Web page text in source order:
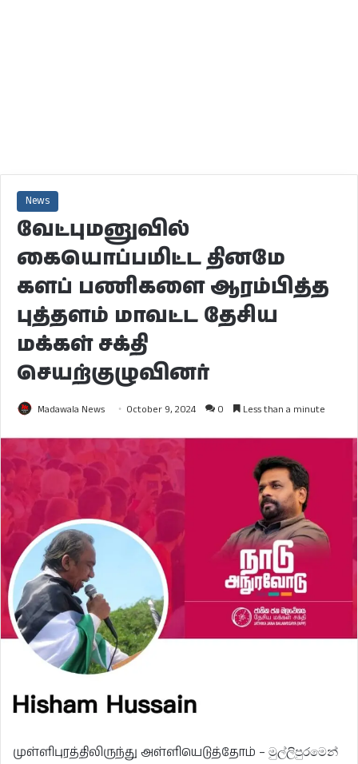
News
வேட்புமனுவில்
கையொப்பமிட்ட தினமே
களப் பணிகளை ஆரம்பித்த
புத்தளம் மாவட்ட தேசிய
மக்கள் சக்தி
செயற்குழுவினர்
Madawala News October 9, 2024 0 Less than a minute
முள்ளிபுரத்திலிருந்து அள்ளியெடுத்தோம் – මුල්ලිපුරමෙන්